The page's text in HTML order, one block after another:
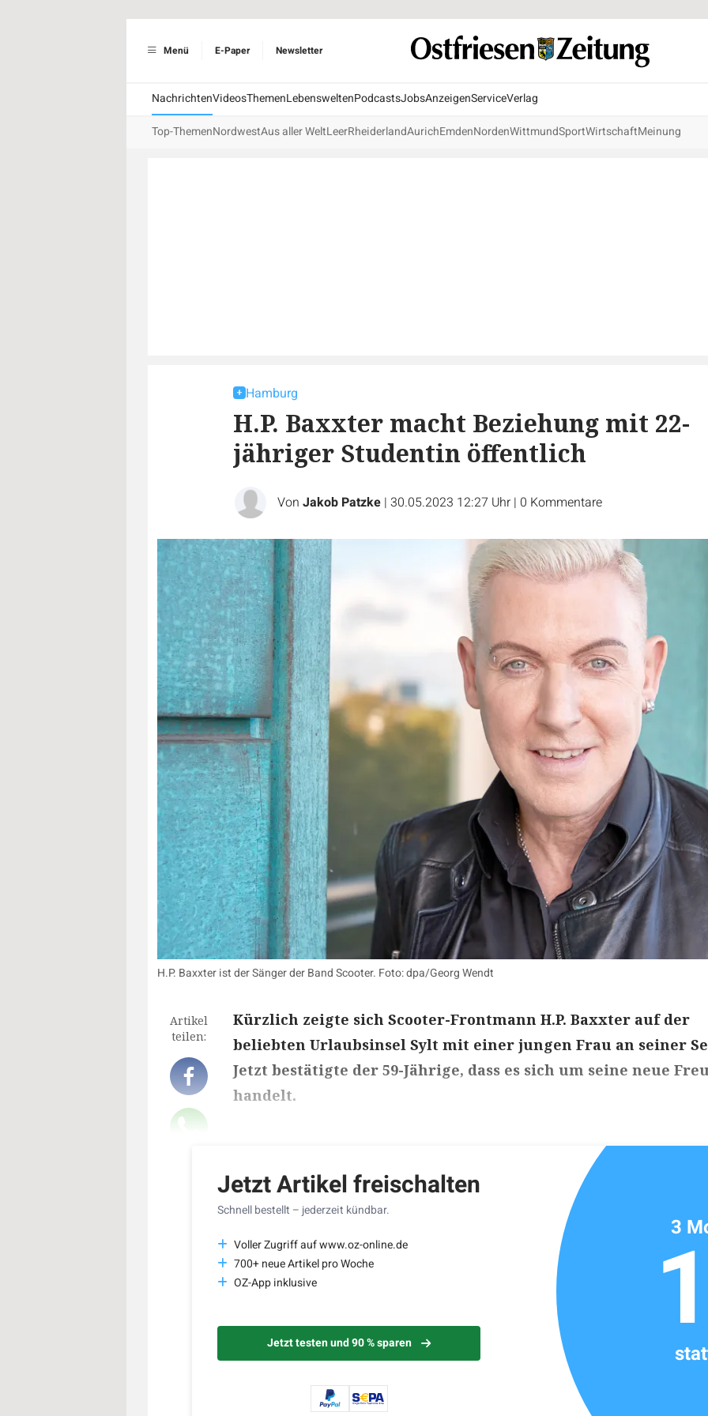
Menü E-Paper Newsletter
NachrichtenVideosThemenLebensweltenPodcastsJobsAnzeigenServiceVerlag
Top-ThemenNordwestAus aller WeltLeerRheiderlandAurichEmdenNordenWittmundSportWirtschaftMeinung
Hamburg
H.P. Baxxter macht Beziehung mit 22-
jähriger Studentin öffentlich
Von Jakob Patzke | 30.05.2023 12:27 Uhr | 0 Kommentare
H.P. Baxxter ist der Sänger der Band Scooter. Foto: dpa/Georg Wendt
Artikel
teilen:
Kürzlich zeigte sich Scooter-Frontmann H.P. Baxxter auf der
beliebten Urlaubsinsel Sylt mit einer jungen Frau an seiner
Jetzt bestätigte der 59-Jährige, dass es sich um seine neue
handelt.
Jetzt Artikel freischalten
Schnell bestellt – jederzeit kündbar.
Voller Zugriff auf www.oz-online.de
700+ neue Artikel pro Woche
OZ-App inklusive
Jetzt testen und 90 % sparen
3